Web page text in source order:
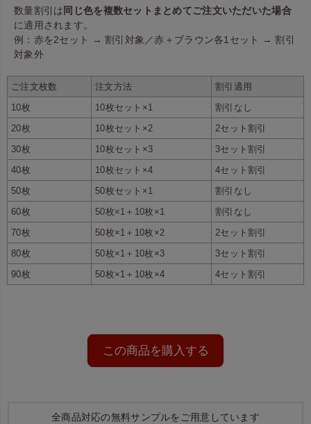
まるため、資料配布用バッグとして使いやすいサイズ設計で
す。
展示会や企業説明会、セミナーなどの配布シーンで幅広く活躍
します。
10枚からご注文いただける小ロット対応ページです。必要な数
量だけ導入できるため、試験導入や小規模イベント、短期間の
販促企画にもおすすめです。
通常品に比べて手数料分の価格は上がりますが、細かな数量で
発注したい場合に便利です。
数量割引は同じ色を複数セットまとめてご注文いただいた場合
に適用されます。
例：赤を2セット → 割引対象／赤＋ブラウン各1セット → 割引
対象外
ご注文枚数 注文方法
割引適用
10枚
10枚セット×1
割引なし
20枚
10枚セット×2
2セット割引
30枚
10枚セット×3
3セット割引
40枚
10枚セット×4
4セット割引
50枚
50枚セット×1
割引なし
60枚
50枚×1＋10枚×1
割引なし
70枚
50枚×1＋10枚×2
2セット割引
80枚
50枚×1＋10枚×3
3セット割引
90枚
50枚×1＋10枚×4 4セット割引
この商品を購入する
全商品対応の無料サンプルをご用意しています